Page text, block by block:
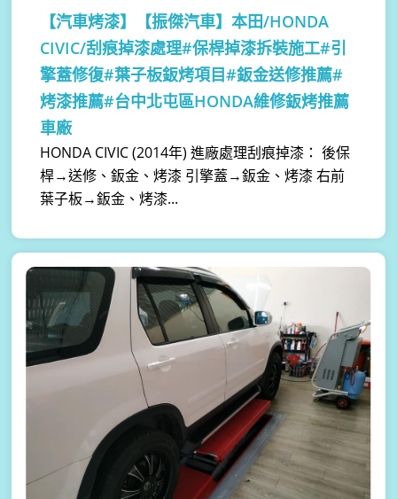
【汽車烤漆】
【振傑汽車】本田/HONDA
CIVIC/刮痕掉漆處理#保桿掉漆拆裝施工#引
擎蓋修復#葉子板鈑烤項目#鈑金送修推薦#
烤漆推薦#台中北屯區HONDA維修鈑烤推薦
車廠
HONDA CIVIC (2014年) 進廠處理刮痕掉漆： 後保
桿→送修、鈑金、烤漆 引擎蓋→鈑金、烤漆 右前
葉子板→鈑金、烤漆...